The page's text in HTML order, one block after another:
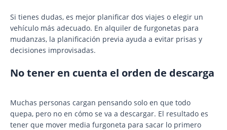
Si tienes dudas, es mejor planificar dos viajes o elegir un
vehículo más adecuado. En alquiler de furgonetas para
mudanzas, la planificación previa ayuda a evitar prisas y
decisiones improvisadas.
No tener en cuenta el orden de descarga
Muchas personas cargan pensando solo en que todo
quepa, pero no en cómo se va a descargar. El resultado es
tener que mover media furgoneta para sacar lo primero